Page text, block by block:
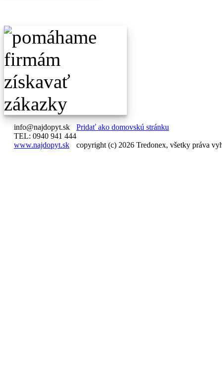
info@najdopyt.sk
TEL: 0940 941 444
www.najdopyt.sk
Pridať ako domovskú stránku
copyright (c) 2026 Tredonex, všetky práva